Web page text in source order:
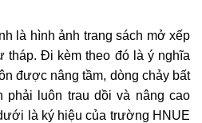
là hình ảnh trang sách mở xếp
tháp. Đi kèm theo đó là ý nghĩa
được nâng tầm, dòng chảy bất
phải luôn trau dồi và nâng cao
là ký hiệu của trường HNUE